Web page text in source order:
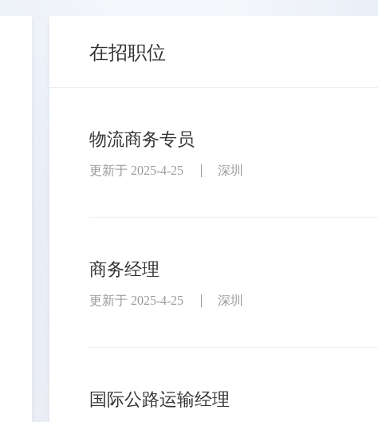
在招职位
物流商务专员
更新于 2025-4-25 深圳
商务经理
更新于 2025-4-25 深圳
国际公路运输经理